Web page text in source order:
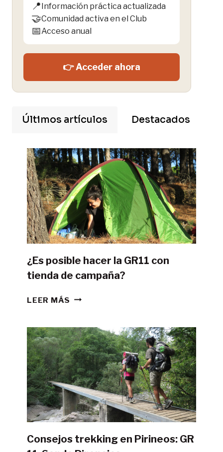
📍Información práctica actualizada
🤝Comunidad activa en el Club
📅Acceso anual
👉 Acceder ahora
Últimos artículos Destacados
¿Es posible hacer la GR11 con
tienda de campaña?
LEER MÁS ¿ES
LA
GR11
CON
TIENDA
DE
CAMPAÑA?
Consejos trekking en Pirineos: GR